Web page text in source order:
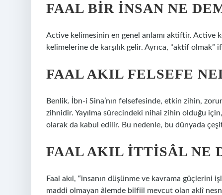
FAAL BIR INSAN NE
Active kelimesinin en genel anlamı aktiftir. Active
kelimelerine de karşılık gelir. Ayrıca, “aktif
FAAL AKIL FELSEFE
Benlik. İbn-i Sina’nın felsefesinde, etkin zihin,
zihnidir. Yayılma sürecindeki nihai zihin olduğu
olarak da kabul edilir. Bu nedenle, bu dünyada
FAAL AKIL ITTISÂL NE
Faal akıl, “insanın düşünme ve kavrama
maddi olmayan âlemde bilfiil mevcut olan aklî